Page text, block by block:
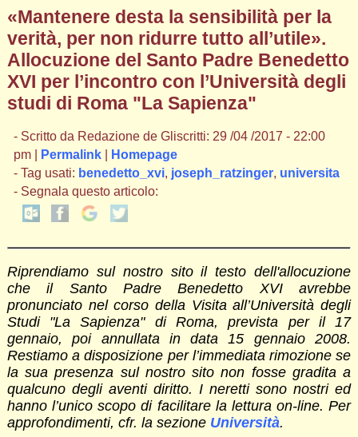
«Mantenere desta la sensibilità per la
verità, per non ridurre tutto all’utile».
Allocuzione del Santo Padre Benedetto
XVI per l’incontro con l’Università degli
studi di Roma "La Sapienza"
- Scritto da Redazione de Gliscritti: 29 /04 /2017 - 22:00
pm |
Permalink|
Homepage
- Tag usati: benedetto_xvi, joseph_ratzinger, universita
- Segnala questo articolo:
Riprendiamo sul nostro sito il testo dell'allocuzione
che il Santo Padre Benedetto XVI avrebbe
pronunciato nel corso della Visita all’Università degli
Studi "La Sapienza" di Roma, prevista per il 17
gennaio, poi annullata in data 15 gennaio 2008.
Restiamo a disposizione per l’immediata rimozione se
la sua presenza sul nostro sito non fosse gradita a
qualcuno degli aventi diritto. I neretti sono nostri ed
hanno l’unico scopo di facilitare la lettura on-line. Per
approfondimenti, cfr. la sezione Università.